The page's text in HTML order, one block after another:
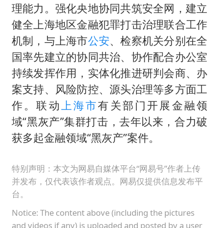
WTT横滨冠军赛女单四强国乒占三席
谢霆锋演唱会隔空祝王菲生日快乐
构建更高水平的全民健身公共服务体系
理能力。强化央地协同共筑安全网，建立
健全上海地区金融犯罪打击治理联合工作
机制，与上海市公安、检察机关分别在全
国率先建立的协同共治、协作配合办公室
持续发挥作用，实体化推进研判会商、办
案支持、风险防控、源头治理等多方面工
作。联动上海市有关部门开展金融领
域“黑灰产”集群打击，去年以来，合力破
获多起金融领域“黑灰产”案件。
特别声明：本文为网易自媒体平台“网易号”作者上传
并发布，仅代表该作者观点。网易仅提供信息发布平
台。
Notice: The content above (including the pictures
and videos if any) is uploaded and posted by a user